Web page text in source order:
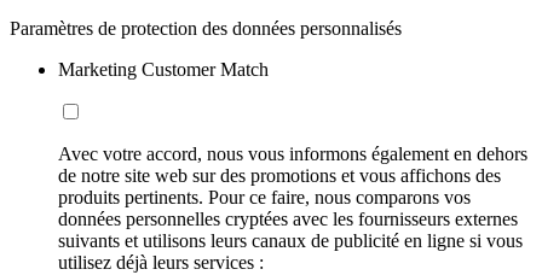
Paramètres de protection des données personnalisés
Marketing Customer Match
Avec votre accord, nous vous informons également en dehors
de notre site web sur des promotions et vous affichons des
produits pertinents. Pour ce faire, nous comparons vos
données personnelles cryptées avec les fournisseurs externes
suivants et utilisons leurs canaux de publicité en ligne si vous
utilisez déjà leurs services :